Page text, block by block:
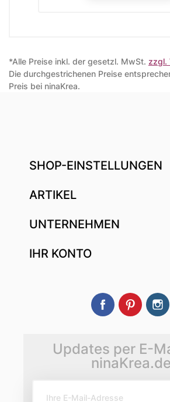
*Alle Preise inkl. der gesetzl. MwSt. zzgl.
Die durchgestrichenen Preise
Preis bei ninaKrea.
SHOP-EINSTELLUNGEN
ARTIKEL
UNTERNEHMEN
IHR KONTO
Facebook
Updates per E-
ninaKrea.de